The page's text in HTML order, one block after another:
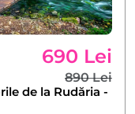
690 Lei
890 Lei
de la Rudăria -